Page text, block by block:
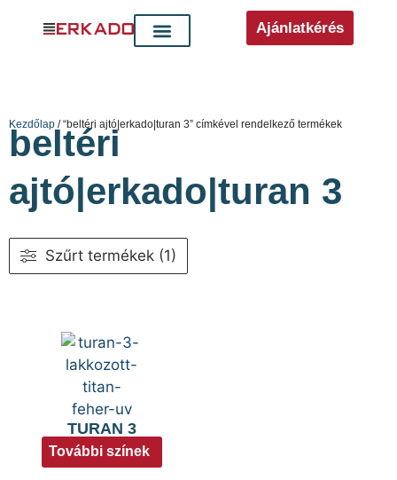
Ajánlatkérés
Kezdőlap / “beltéri ajtó|erkado|turan 3” címkével rendelkező termékek
beltéri
ajtó|erkado|turan 3
Szűrt termékek (1)
TURAN 3
További színek